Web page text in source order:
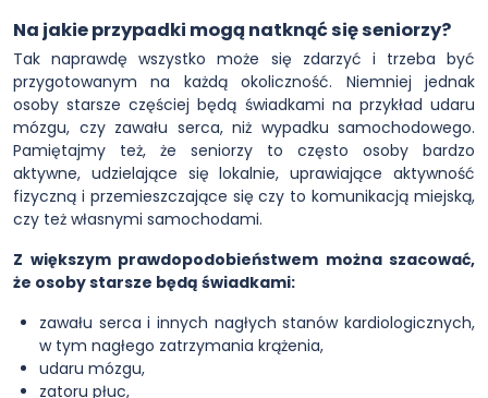
Na jakie przypadki mogą natknąć się seniorzy?
Tak naprawdę wszystko może się zdarzyć i trzeba być
przygotowanym na każdą okoliczność. Niemniej jednak
osoby starsze częściej będą świadkami na przykład udaru
mózgu, czy zawału serca, niż wypadku samochodowego.
Pamiętajmy też, że seniorzy to często osoby bardzo
aktywne, udzielające się lokalnie, uprawiające aktywność
fizyczną i przemieszczające się czy to komunikacją miejską,
czy też własnymi samochodami.
Z większym prawdopodobieństwem można szacować,
że osoby starsze będą świadkami:
zawału serca i innych nagłych stanów kardiologicznych,
w tym nagłego zatrzymania krążenia,
udaru mózgu,
zatoru płuc,